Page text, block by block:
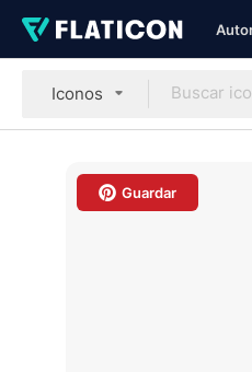
Iconos
Guardar